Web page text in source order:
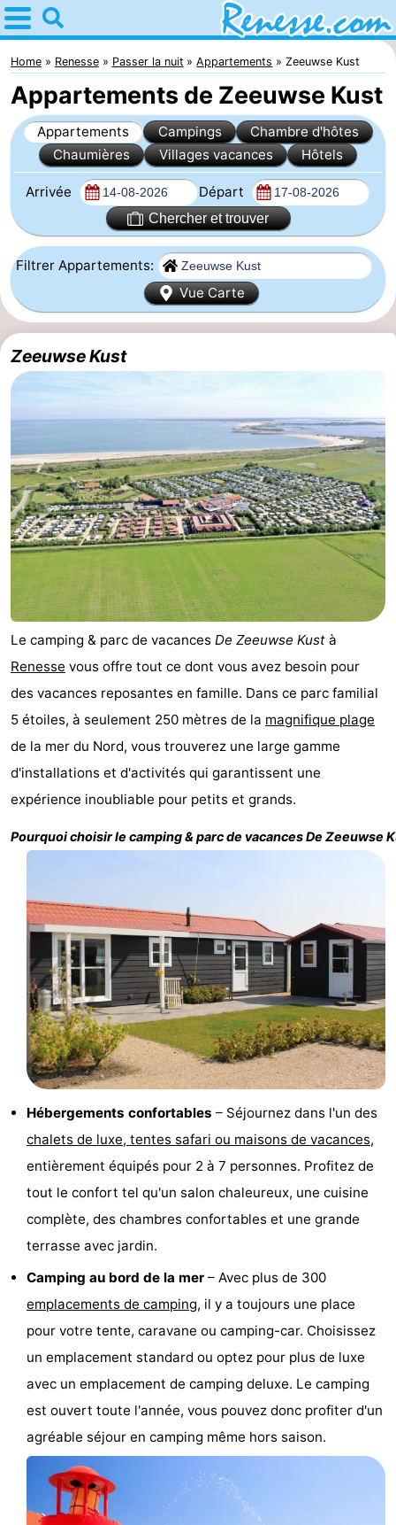
Home
Renesse
Astuces
Avec
enfants
la
nuit
Appartements
-
Port
Greve
-
Zeeuwse
Kust
Campings
Chambre
d'hôtes
Chaumières
-
Buitenheem
-
De
-
Ginsterveld
-
Julianahoeve
-
Livingstone
-
Port
Greve
-
Port
-
Haamstede
Résidence
Hof
van
Haamstede
Schouwen
Schouwse
Valleien
Soeten
Haert
Wijde
Blick
Zeeland
Kust
Zonnedorp
Hof
van
Haamstede
Hôtels
Last
minutes
Plages
Lieux
Musées
Monuments
Églises
Home Renesse Passer la nuit Appartements Zeeuwse Kust
Appartements de Zeeuwse Kust
Appartements Campings
Chambre d'hôtes
Chaumières
Villages vacances Hôtels
Arrivée Départ
Chercher et trouver
Filtrer Appartements:
Vue Carte
Zeeuwse Kust
Le camping & parc de vacances De Zeeuwse Kust à
Renesse vous offre tout ce dont vous avez besoin pour
des vacances reposantes en famille. Dans ce parc familial
5 étoiles, à seulement 250 mètres de la magnifique plage
de la mer du Nord, vous trouverez une large gamme
d'installations et d'activités qui garantissent une
expérience inoubliable pour petits et grands.
Pourquoi choisir le camping & parc de vacancesDe Zeeuwse
Hébergements confortables – Séjournez dans l'un des
chalets de luxe, tentes safari ou maisons de vacances,
entièrement équipés pour 2 à 7 personnes. Profitez de
tout le confort tel qu'un salon chaleureux, une cuisine
complète, des chambres confortables et une grande
terrasse avec jardin.
Camping au bord de la mer – Avec plus de 300
emplacements de camping, il y a toujours une place
pour votre tente, caravane ou camping-car. Choisissez
un emplacement standard ou optez pour plus de luxe
avec un emplacement de camping deluxe. Le camping
est ouvert toute l'année, vous pouvez donc profiter d'un
agréable séjour en camping même hors saison.